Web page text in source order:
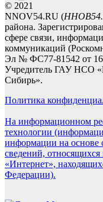
© 2021
NNOV54.RU (
района.
сфере связи,
коммуникаций
Эл № ФС77-81542 от 16
Учредитель ГАУ НСО
Сибирь».
Политика
На информационном
технологии
информации на основе
сведений, относящихся
«Интернет»,
Федерации).